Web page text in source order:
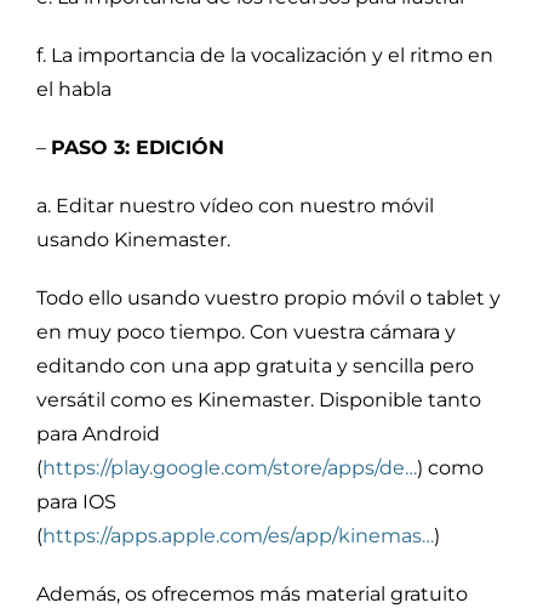
f. La importancia de la vocalización y el ritmo en
el habla
– PASO 3: EDICIÓN
a. Editar nuestro vídeo con nuestro móvil
usando Kinemaster.
Todo ello usando vuestro propio móvil o tablet y
en muy poco tiempo. Con vuestra cámara y
editando con una app gratuita y sencilla pero
versátil como es Kinemaster. Disponible tanto
para Android
(https://play.google.com/store/apps/de…) como
para IOS
(https://apps.apple.com/es/app/kinemas…)
Además, os ofrecemos más material gratuito